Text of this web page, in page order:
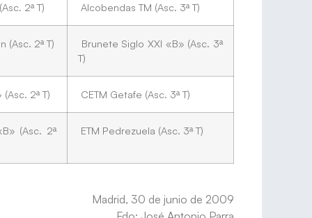
2ª T) Alcobendas TM (Asc. 3ª T)
(Asc. 2ª T)
Brunete Siglo XXI «B» (Asc. 3ª
T)
2ª T) CETM Getafe (Asc. 3ª T)
(Asc. 2ª ETM Pedrezuela (Asc. 3ª T)
Madrid, 30 de junio de 2009